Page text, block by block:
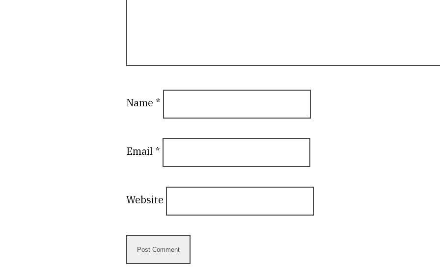
Name *
Email *
Website